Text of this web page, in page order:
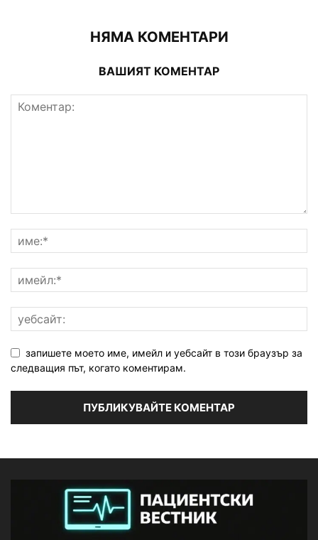
НЯМА КОМЕНТАРИ
ВАШИЯТ КОМЕНТАР
запишете моето име, имейл и уебсайт в този браузър за
следващия път, когато коментирам.